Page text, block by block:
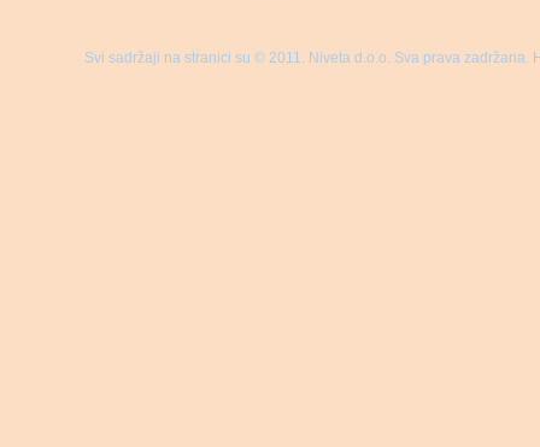
Svi sadržaji na stranici su © 2011. Niveta d.o.o. Sva prava zadržana.